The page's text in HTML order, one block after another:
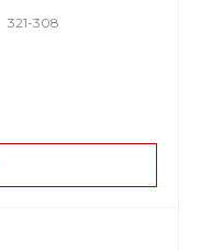
321-308